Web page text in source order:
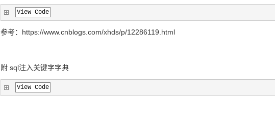
View Code
参考：https://www.cnblogs.com/xhds/p/12286119.html
附 sql注入关键字字典
View Code